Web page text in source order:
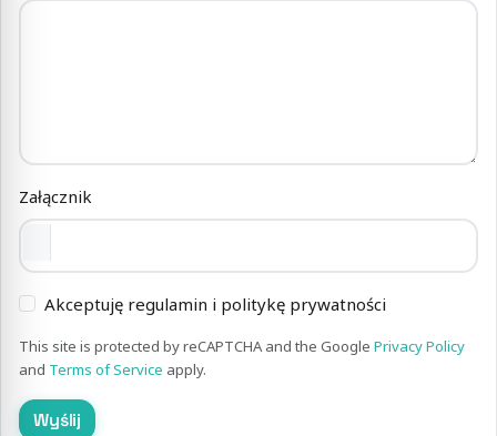
Załącznik
Akceptuję regulamin i politykę prywatności
This site is protected by reCAPTCHA and the Google Privacy Policy
and Terms of Service apply.
Wyślij